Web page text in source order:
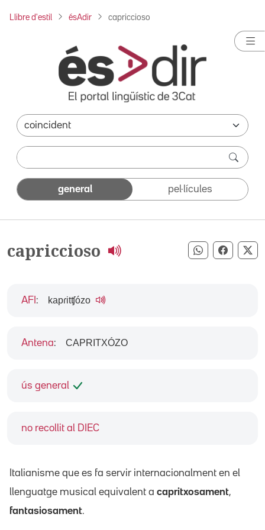
Llibre d'estil ésAdir capriccioso
general pel·lícules
capriccioso Compartir
ús general
no recollit al DIEC
AFI : kapɾitʧózo
Antena: CAPRITXÓZO
Italianisme que es fa servir internacionalment en el
llenguatge musical equivalent a capritxosament,
fantasiosament.